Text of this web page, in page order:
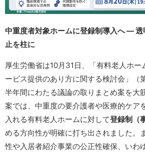
中重度者対象ホームに登録制導入へ ―
止を柱に
厚生労働省は10月31日、「有料老人ホー
ービス提供のあり方に関する検討会」（
半年間にわたる議論の取りまとめ案を大
案では、中重度の要介護者や医療的ケア
入れる有料老人ホームに対して登録制（
める方向性が明確に打ち出されました。
性や入居者紹介事業の公正性確保、いわ